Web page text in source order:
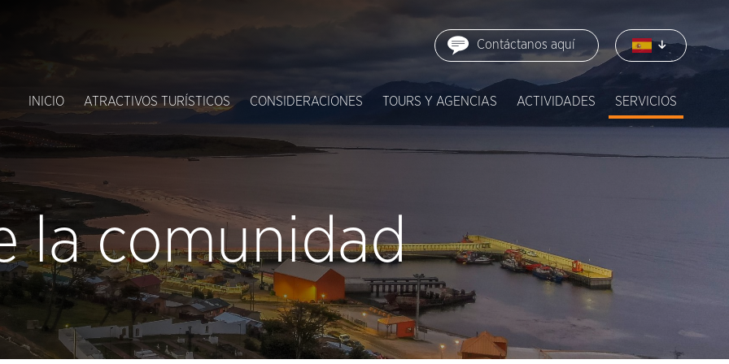
Contáctanos aquí
INICIO ATRACTIVOS TURÍSTICOS CONSIDERACIONES TOURS Y AGENCIAS ACTIVIDADES SERVICIOS
la comunidad